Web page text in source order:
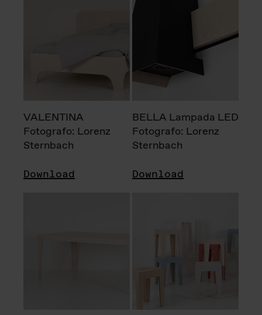
VALENTINA
Fotografo: Lorenz
Sternbach
Download
BELLA Lampada LED
Fotografo: Lorenz
Sternbach
Download